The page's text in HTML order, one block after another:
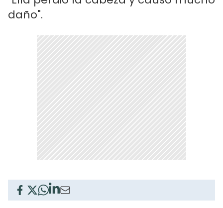
daño".